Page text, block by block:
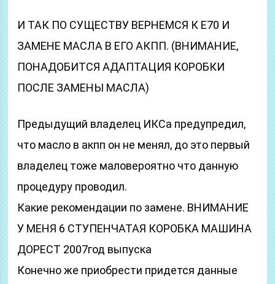
И ТАК ПО СУЩЕСТВУ ВЕРНЕМСЯ К Е70 И
ЗАМЕНЕ МАСЛА В ЕГО АКПП. (ВНИМАНИЕ,
ПОНАДОБИТСЯ АДАПТАЦИЯ КОРОБКИ
ПОСЛЕ ЗАМЕНЫ МАСЛА)
Предыдущий владелец ИКСа предупредил,
что масло в акпп он не менял, до это первый
владелец тоже маловероятно что данную
процедуру проводил.
Какие рекомендации по замене. ВНИМАНИЕ
У МЕНЯ 6 СТУПЕНЧАТАЯ КОРОБКА МАШИНА
ДОРЕСТ 2007год выпуска
Конечно же приобрести придется данные